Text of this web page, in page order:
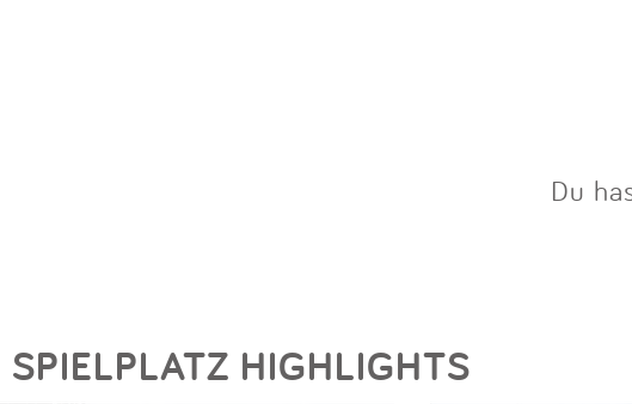
Du
SPIELPLATZ HIGHLIGHTS